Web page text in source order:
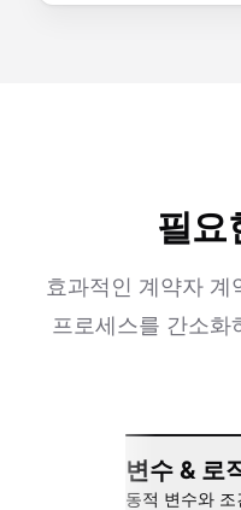
필요
효과적인 계약자
프로세스를 간소화
변수 & 로
동적 변수와